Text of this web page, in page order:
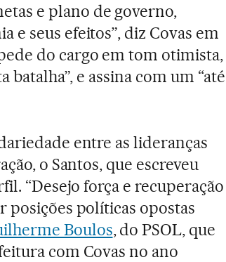
e plano de governo,
e seus efeitos”, diz Covas em
do cargo em tom otimista,
batalha”, e assina com um “até
entre as lideranças
o Santos, que escreveu
“Desejo força e recuperação
posições políticas opostas
Boulos, do PSOL, que
com Covas no ano